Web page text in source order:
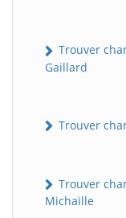
Trouver
Gaillard
Trouver
Trouver
Michaille